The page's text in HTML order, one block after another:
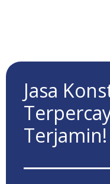
Jasa
Terjamin!